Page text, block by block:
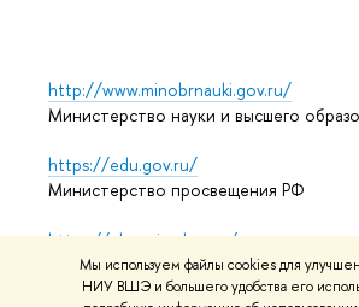
Мы используем файлы cookies для
НИУ ВШЭ и большего удобства его
http://www.minobrnauki.gov.ru/
Министерство науки и высшего
https://edu.gov.ru/
Министерство просвещения РФ
https://elearning.hse.ru/mooc
Массовые открытые онлайн-курсы